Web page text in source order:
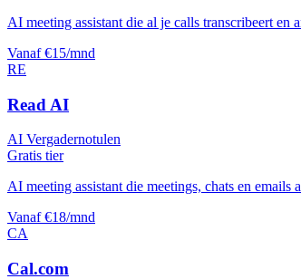
AI meeting assistant die al je calls transcribeert
Vanaf €15/mnd
RE
Read AI
AI Vergadernotulen
Gratis tier
AI meeting assistant die meetings, chats en emails
Vanaf €18/mnd
CA
Cal.com